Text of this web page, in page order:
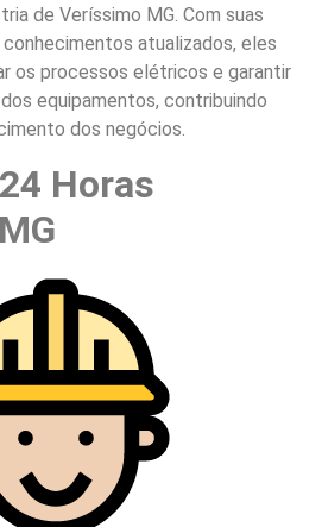
de Veríssimo MG. Com suas
atualizados, eles
os processos elétricos e garantir
equipamentos, contribuindo
dos negócios.
Horas